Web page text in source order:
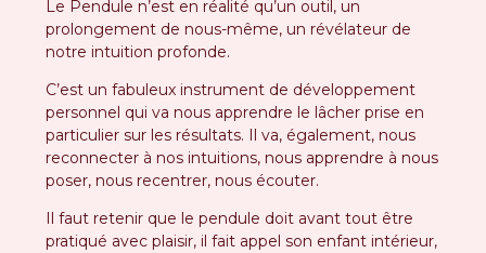
Le Pendule n’est en réalité qu’un outil, un
prolongement de nous-même, un révélateur de
notre intuition profonde.
C’est un fabuleux instrument de développement
personnel qui va nous apprendre le lâcher prise en
particulier sur les résultats. Il va, également, nous
reconnecter à nos intuitions, nous apprendre à nous
poser, nous recentrer, nous écouter.
Il faut retenir que le pendule doit avant tout être
pratiqué avec plaisir, il fait appel son enfant intérieur,